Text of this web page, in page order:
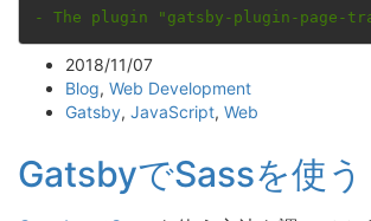
- The plugin "gatsby-plugin-page-
2018/11/07
Blog, Web Development
Gatsby, JavaScript, Web
GatsbyでSassを使う